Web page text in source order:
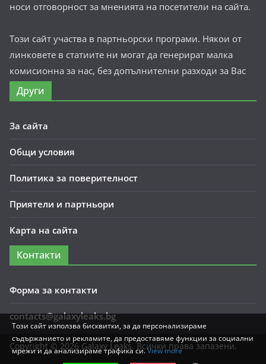
носи отговорност за мненията на посетители на сайта.
Този сайт участва в партньорски програми. Някои от
линковете в статиите ни могат да генерират малка
комисионна за нас, без допълнителни разходи за Вас
Други
За сайта
Общи условия
Политика за поверителност
Приятели и партньори
Карта на сайта
Контакти
Форма за контакти
contacts@galaxyleaks.bg
Copyright © 2026 Galaxy Leaks. Всички права запазени.
Този сайт използва бисквитки, за да персонализираме
съдържанието и рекламите, да предоставяме функции за социални
мрежи и да анализираме трафика си.View more